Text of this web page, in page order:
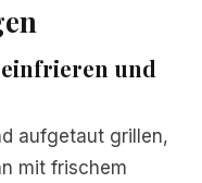
und
aufgetaut grillen,
mit frischem